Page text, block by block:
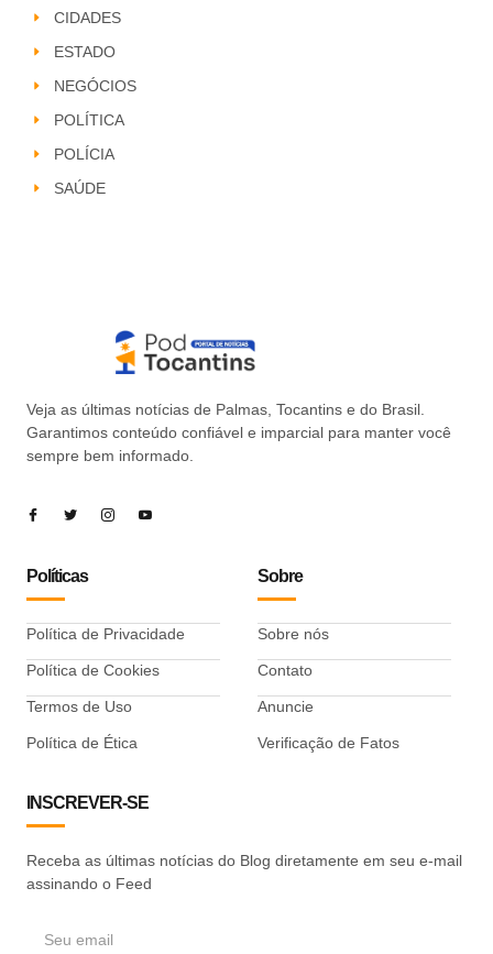
CIDADES
ESTADO
NEGÓCIOS
POLÍTICA
POLÍCIA
SAÚDE
Veja as últimas notícias de Palmas, Tocantins e do Brasil.
Garantimos conteúdo confiável e imparcial para manter você
sempre bem informado.
Políticas
Política de Privacidade
Política de Cookies
Termos de Uso
Política de Ética
Sobre
Sobre nós
Contato
Anuncie
Verificação de Fatos
INSCREVER-SE
Receba as últimas notícias do Blog diretamente em seu e-mail
assinando o Feed